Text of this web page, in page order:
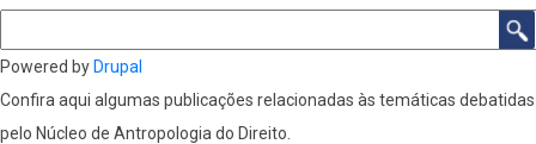
Powered by Drupal
Confira aqui algumas publicações relacionadas às temáticas debatidas
pelo Núcleo de Antropologia do Direito.